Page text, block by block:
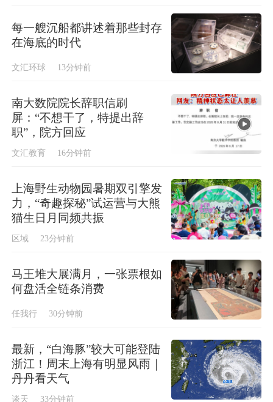
每一艘沉船都讲述着那些封存
在海底的时代
文汇环球 13分钟前
南大数院院长辞职信刷
屏：“不想干了，特提出辞
职”，院方回应
文汇教育 16分钟前
上海野生动物园暑期双引擎发
力，“奇趣探秘”试运营与大熊
猫生日月同频共振
区域 23分钟前
马王堆大展满月，一张票根如
何盘活全链条消费
任我行 30分钟前
最新，“白海豚”较大可能登陆
浙江！周末上海有明显风雨｜
丹丹看天气
谈天 33分钟前